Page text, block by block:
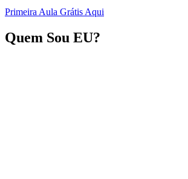
Primeira Aula Grátis Aqui
Quem Sou EU?